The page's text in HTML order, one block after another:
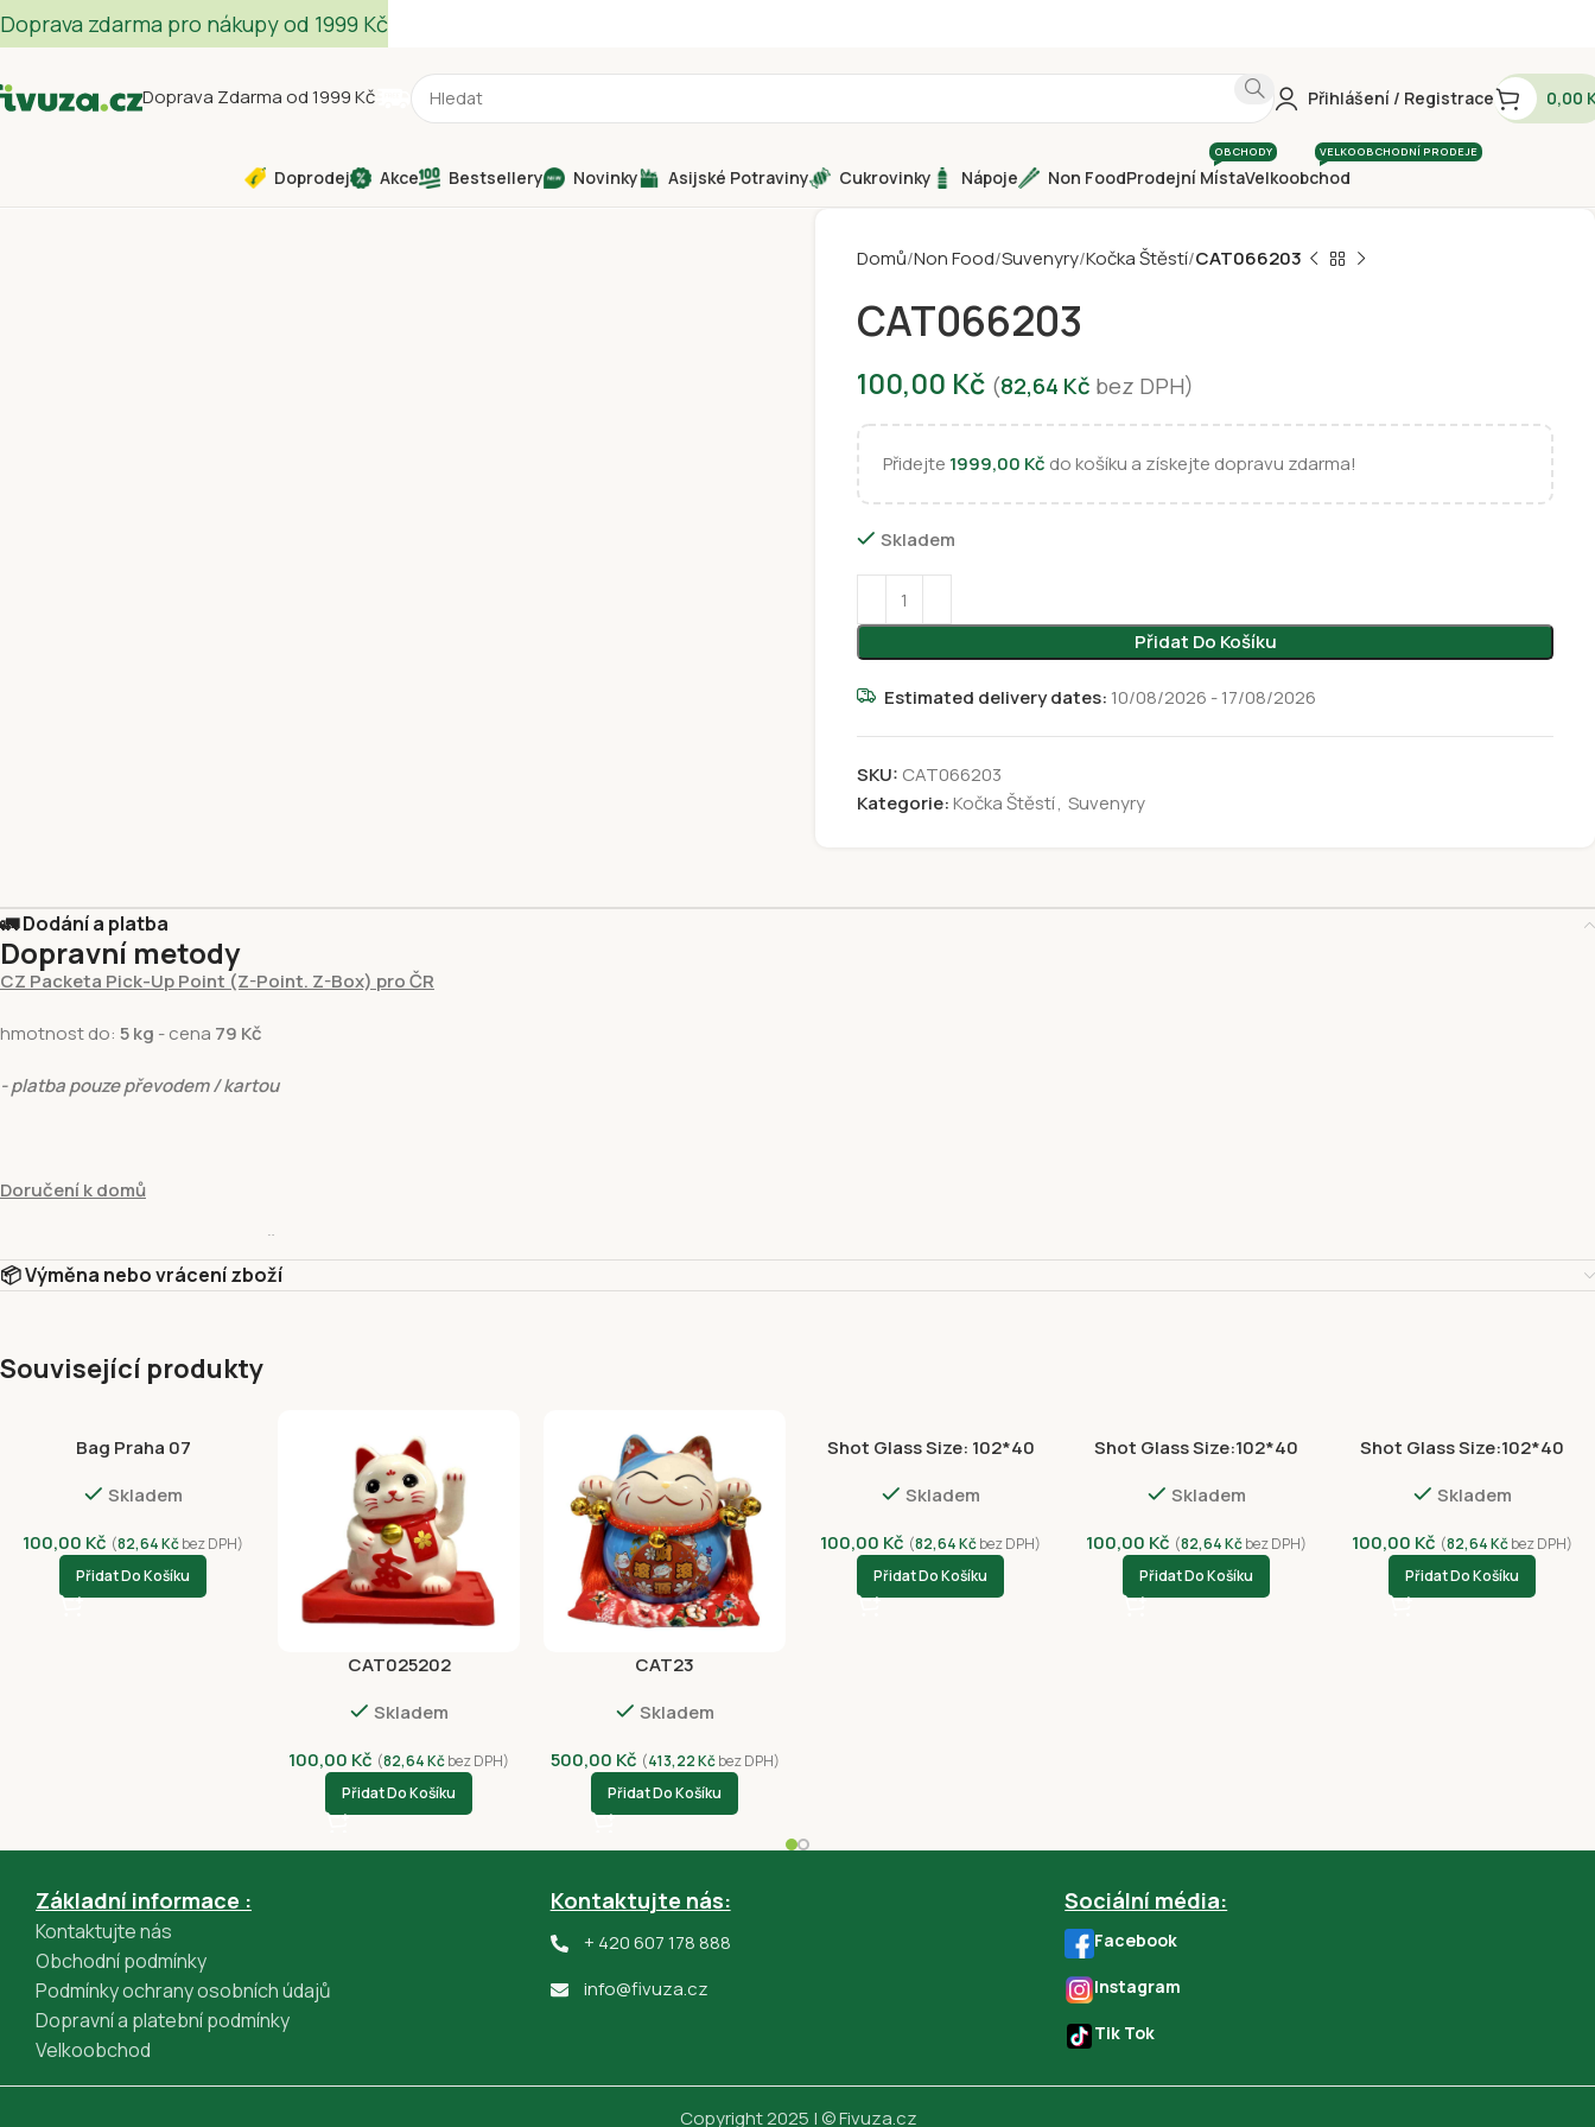
Doprava Zdarma od 1999 Kč Přihlášení / Registrace 0,00
Doprodej Akce Bestsellery Novinky Asijské Potraviny Cukrovinky Nápoje Non FoodProdejní Místa
OBCHODY
Velkoobchod
VELKOOBCHODNÍ PRODEJE
Domů Non Food Suvenyry Kočka Štěstí CAT066203
CAT066203
100,00 Kč (82,64 Kč bez DPH)
Přidejte 1999,00 Kč do košíku a získejte dopravu zdarma!
Skladem
Přidat Do Košíku
Estimated delivery dates: 10/08/2026 - 17/08/2026
SKU: CAT066203
Kategorie:Kočka Štěstí, Suvenyry
🚛 Dodání a platba
Dopravní metody
CZ Packeta Pick-Up Point (Z-Point. Z-Box) pro ČR
hmotnost do: 5 kg - cena 79 Kč
- platba pouze převodem / kartou
Doručení k domů
129 Kč
- platba pouze převodem / kartou
Vyzvednutí v prodejně Fivuza Market Václavské 801/52, Praha 1, 110 00
Platební metody
Dobírkou
Platba kartou online – GP webpay ( Visa, Mastercard)
Google Pay (GPWebPayGpe)
📦 Výměna nebo vrácení zboží
Související produkty
Bag Praha 07
Skladem
100,00 Kč (82,64Kčbez DPH)
Přidat Do Košíku
CAT025202
Skladem
100,00 Kč (82,64Kčbez DPH)
Přidat Do Košíku
CAT23
Skladem
500,00 Kč (413,22Kčbez DPH)
Přidat Do Košíku
Shot Glass Size: 102*40
Skladem
100,00 Kč (82,64Kčbez DPH)
Přidat Do Košíku
Shot Glass Size:102*40
Skladem
100,00 Kč (82,64Kčbez DPH)
Přidat Do Košíku
Shot Glass Size:102*40
Skladem
100,00 Kč (82,64Kčbez DPH)
Přidat Do Košíku
Základní informace :
Kontaktujte nás
Obchodní podmínky
Podmínky ochrany osobních údajů
Dopravní a platební podmínky
Velkoobchod
Kontaktujte nás:
+ 420 607 178 888
info@fivuza.cz
Sociální média:
Facebook
Instagram
Tik Tok
Copyright 2025 | © Fivuza.cz
Doprava zdarma pro nákupy od 1999 Kč